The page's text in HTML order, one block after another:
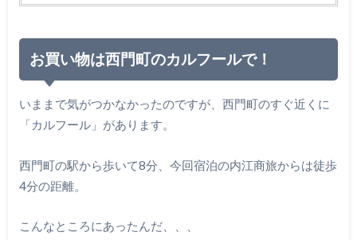
お買い物は西門町のカルフールで！
いままで気がつかなかったのですが、西門町のすぐ近くに
「カルフール」があります。
西門町の駅から歩いて8分、今回宿泊の内江商旅からは徒歩
4分の距離。
こんなところにあったんだ、、、